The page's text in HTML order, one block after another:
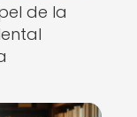
de la